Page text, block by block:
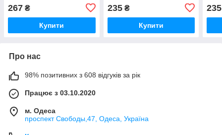
267 ₴
Купити
235₴
Купити
235
Про нас
98% позитивних з 608 відгуків за рік
Працює з 03.10.2020
м. Одеса
проспект Свободы,47, Одеса, Україна